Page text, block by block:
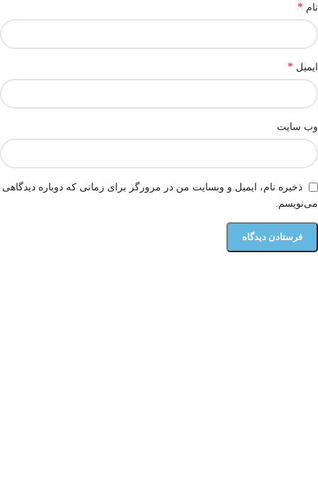
نام *
ایمیل *
وب‌ سایت
ذخیره نام، ایمیل و وبسایت من در مرورگر برای زمانی که دوباره دیدگاهی
می‌نویسم.